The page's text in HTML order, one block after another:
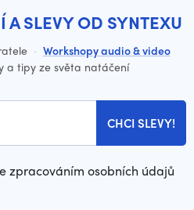
A SLEVY OD SYNTEXU
· Workshopy audio & video
a tipy ze světa natáčení
CHCI SLEVY!
zpracováním osobních údajů